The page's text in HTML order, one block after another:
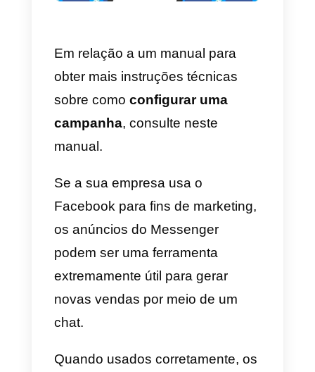
Atenção: não estamos falando
sobre o posicionamento dos
anúncios no Messenger
um formato específico que prevê
a empresa após o usuário ter
clicado no anúncio.
Criar campanhas que levem ao
início de um chat no Messenger
pode ser confuso, porque você
pode configurá-las de duas